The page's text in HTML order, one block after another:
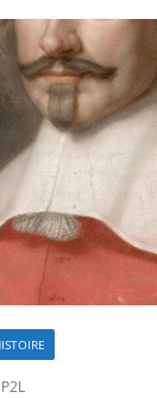
P2L